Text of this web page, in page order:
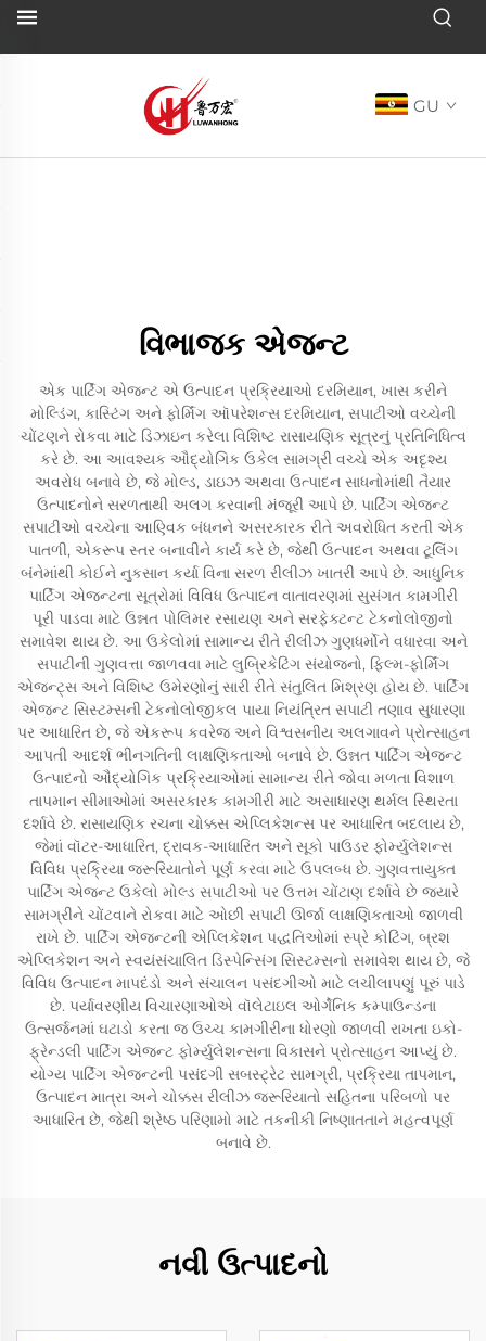
GU
વિભાજક એજન્ટ
એક પાર્ટિંગ એજન્ટ એ ઉત્પાદન પ્રક્રિયાઓ દરમિયાન, ખાસ કરીને
મોલ્ડિંગ, કાસ્ટિંગ અને ફોર્મિંગ ઑપરેશન્સ દરમિયાન, સપાટીઓ વચ્ચેની
ચોંટણને રોકવા માટે ડિઝાઇન કરેલા વિશિષ્ટ રાસાયણિક સૂત્રનું પ્રતિનિધિત્વ
કરે છે. આ આવશ્યક ઔદ્યોગિક ઉકેલ સામગ્રી વચ્ચે એક અદૃશ્ય
અવરોધ બનાવે છે, જે મોલ્ડ, ડાઇઝ અથવા ઉત્પાદન સાધનોમાંથી તૈયાર
ઉત્પાદનોને સરળતાથી અલગ કરવાની મંજૂરી આપે છે. પાર્ટિંગ એજન્ટ
સપાટીઓ વચ્ચેના આણ્વિક બંધનને અસરકારક રીતે અવરોધિત કરતી એક
પાતળી, એકરૂપ સ્તર બનાવીને કાર્ય કરે છે, જેથી ઉત્પાદન અથવા ટૂલિંગ
બંનેમાંથી કોઈને નુકસાન કર્યા વિના સરળ રીલીઝ ખાતરી આપે છે. આધુનિક
પાર્ટિંગ એજન્ટના સૂત્રોમાં વિવિધ ઉત્પાદન વાતાવરણમાં સુસંગત કામગીરી
પૂરી પાડવા માટે ઉન્નત પોલિમર રસાયણ અને સરફેક્ટન્ટ ટેકનોલોજીનો
સમાવેશ થાય છે. આ ઉકેલોમાં સામાન્ય રીતે રીલીઝ ગુણધર્મોને વધારવા અને
સપાટીની ગુણવત્તા જાળવવા માટે લુબ્રિકેટિંગ સંયોજનો, ફિલ્મ-ફોર્મિંગ
એજન્ટ્સ અને વિશિષ્ટ ઉમેરણોનું સારી રીતે સંતુલિત મિશ્રણ હોય છે. પાર્ટિંગ
એજન્ટ સિસ્ટમ્સની ટેકનોલોજીકલ પાયા નિયંત્રિત સપાટી તણાવ સુધારણા
પર આધારિત છે, જે એકરૂપ કવરેજ અને વિશ્વસનીય અલગાવને પ્રોત્સાહન
આપતી આદર્શ ભીનગતિની લાક્ષણિકતાઓ બનાવે છે. ઉન્નત પાર્ટિંગ એજન્ટ
ઉત્પાદનો ઔદ્યોગિક પ્રક્રિયાઓમાં સામાન્ય રીતે જોવા મળતા વિશાળ
તાપમાન સીમાઓમાં અસરકારક કામગીરી માટે અસાધારણ થર્મલ સ્થિરતા
દર્શાવે છે. રાસાયણિક રચના ચોક્કસ એપ્લિકેશન્સ પર આધારિત બદલાય છે,
જેમાં વૉટર-આધારિત, દ્રાવક-આધારિત અને સૂકો પાઉડર ફોર્મ્યુલેશન્સ
વિવિધ પ્રક્રિયા જરૂરિયાતોને પૂર્ણ કરવા માટે ઉપલબ્ધ છે. ગુણવત્તાયુક્ત
પાર્ટિંગ એજન્ટ ઉકેલો મોલ્ડ સપાટીઓ પર ઉત્તમ ચોંટાણ દર્શાવે છે જ્યારે
સામગ્રીને ચોંટવાને રોકવા માટે ઓછી સપાટી ઊર્જા લાક્ષણિકતાઓ જાળવી
રાખે છે. પાર્ટિંગ એજન્ટની એપ્લિકેશન પદ્ધતિઓમાં સ્પ્રે કોટિંગ, બ્રશ
એપ્લિકેશન અને સ્વયંસંચાલિત ડિસ્પેન્સિંગ સિસ્ટમ્સનો સમાવેશ થાય છે, જે
વિવિધ ઉત્પાદન માપદંડો અને સંચાલન પસંદગીઓ માટે લચીલાપણું પૂરું પાડે
છે. પર્યાવરણીય વિચારણાઓએ વૉલેટાઇલ ઓર્ગેનિક કમ્પાઉન્ડના
ઉત્સર્જનમાં ઘટાડો કરતા જ ઉચ્ચ કામગીરીના ધોરણો જાળવી રાખતા ઇકો-
ફ્રેન્ડલી પાર્ટિંગ એજન્ટ ફોર્મ્યુલેશન્સના વિકાસને પ્રોત્સાહન આપ્યું છે.
યોગ્ય પાર્ટિંગ એજન્ટની પસંદગી સબસ્ટ્રેટ સામગ્રી, પ્રક્રિયા તાપમાન,
ઉત્પાદન માત્રા અને ચોક્કસ રીલીઝ જરૂરિયાતો સહિતના પરિબળો પર
આધારિત છે, જેથી શ્રેષ્ઠ પરિણામો માટે તકનીકી નિષ્ણાતતાને મહત્વપૂર્ણ
બનાવે છે.
નવી ઉત્પાદનો